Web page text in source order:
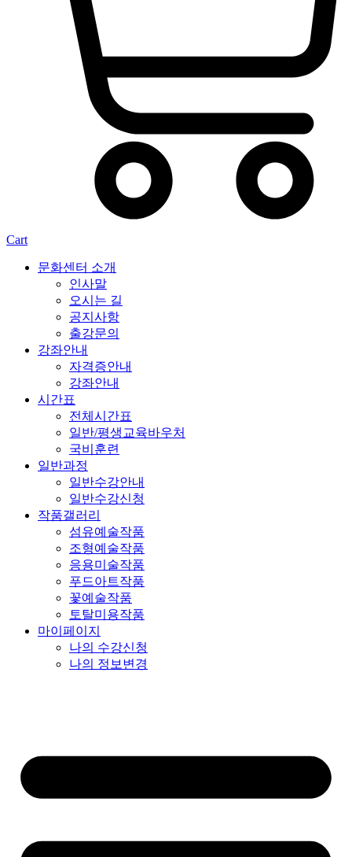
Cart
문화센터 소개
인사말
오시는 길
공지사항
출강문의
강좌안내
자격증안내
강좌안내
시간표
전체시간표
일반/평생교육바우처
국비훈련
일반과정
일반수강안내
일반수강신청
작품갤러리
섬유예술작품
조형예술작품
응용미술작품
푸드아트작품
꽃예술작품
토탈미용작품
마이페이지
나의 수강신청
나의 정보변경